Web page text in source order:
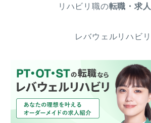
リハビリ職の転職・求人
レバウェルリハビリ